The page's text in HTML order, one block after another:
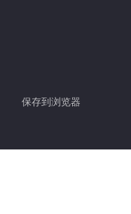
保存到浏览器